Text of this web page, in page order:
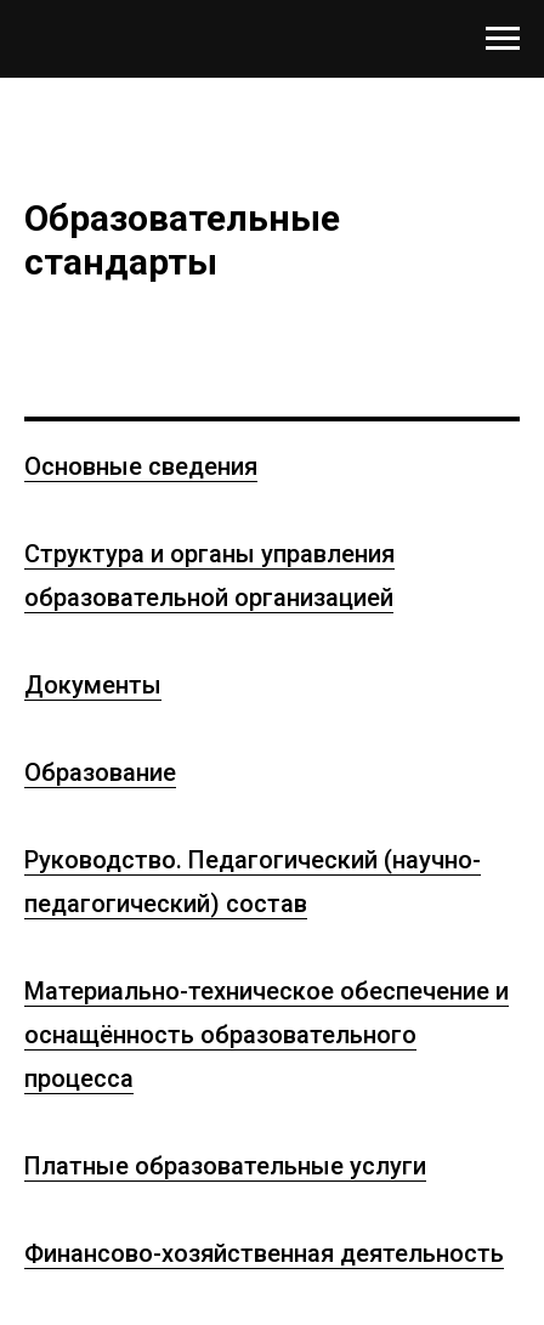
Образовательные
стандарты
Основные сведения
Структура и органы управления
образовательной организацией
Документы
Образование
Руководство. Педагогический (научно-
педагогический) состав
Материально-техническое обеспечение и
оснащённость образовательного
процесса
Платные образовательные услуги
Финансово-хозяйственная деятельность